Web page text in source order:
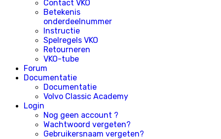
Contact VKO
Betekenis
onderdeelnummer
Instructie
Spelregels VKO
Retourneren
VKO-tube
Forum
Documentatie
Documentatie
Volvo Classic Academy
Login
Nog geen account ?
Wachtwoord vergeten?
Gebruikersnaam vergeten?